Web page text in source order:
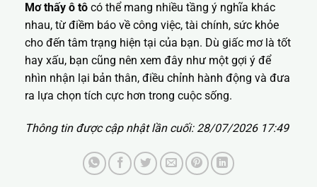
Mơ thấy ô tô có thể mang nhiều tầng ý nghĩa khác
nhau, từ điềm báo về công việc, tài chính, sức khỏe
cho đến tâm trạng hiện tại của bạn. Dù giấc mơ là tốt
hay xấu, bạn cũng nên xem đây như một gợi ý để
nhìn nhận lại bản thân, điều chỉnh hành động và đưa
ra lựa chọn tích cực hơn trong cuộc sống.
Thông tin được cập nhật lần cuối: 28/07/2026 17:49